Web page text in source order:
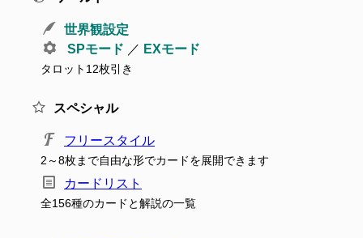
世界観設定
SPモード ／ EXモード
タロット12枚引き
スペシャル
フリースタイル
2～8枚まで自由な形でカードを展開できます
カードリスト
全156種のカードと解説の一覧